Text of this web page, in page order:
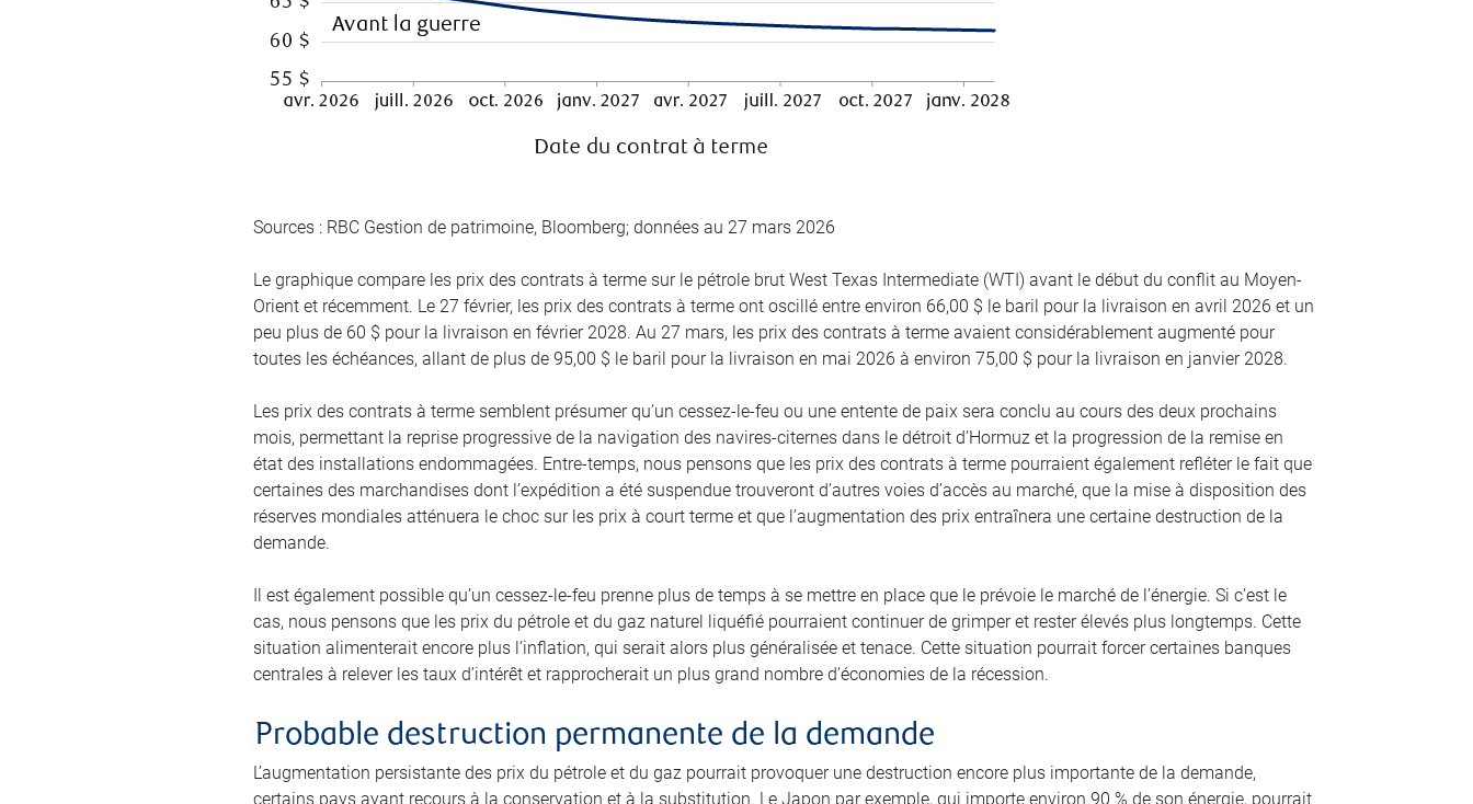
Sources : RBC Gestion de patrimoine, Bloomberg; données au 27 mars 2026
Le graphique compare les prix des contrats à terme sur le pétrole brut West Texas Intermediate (WTI) avant le début du conflit au Moyen-
Orient et récemment. Le 27 février, les prix des contrats à terme ont oscillé entre environ 66,00 $ le baril pour la livraison en avril 2026 et un
peu plus de 60 $ pour la livraison en février 2028. Au 27 mars, les prix des contrats à terme avaient considérablement augmenté pour
toutes les échéances, allant de plus de 95,00 $ le baril pour la livraison en mai 2026 à environ 75,00 $ pour la livraison en janvier 2028.
Les prix des contrats à terme semblent présumer qu’un cessez-le-feu ou une entente de paix sera conclu au cours des deux prochains
mois, permettant la reprise progressive de la navigation des navires-citernes dans le détroit d’Hormuz et la progression de la remise en
état des installations endommagées. Entre-temps, nous pensons que les prix des contrats à terme pourraient également refléter le fait que
certaines des marchandises dont l’expédition a été suspendue trouveront d’autres voies d’accès au marché, que la mise à disposition des
réserves mondiales atténuera le choc sur les prix à court terme et que l’augmentation des prix entraînera une certaine destruction de la
demande.
Il est également possible qu’un cessez-le-feu prenne plus de temps à se mettre en place que le prévoie le marché de l’énergie. Si c’est le
cas, nous pensons que les prix du pétrole et du gaz naturel liquéfié pourraient continuer de grimper et rester élevés plus longtemps. Cette
situation alimenterait encore plus l’inflation, qui serait alors plus généralisée et tenace. Cette situation pourrait forcer certaines banques
centrales à relever les taux d’intérêt et rapprocherait un plus grand nombre d’économies de la récession.
Probable destruction permanente de la demande
L’augmentation persistante des prix du pétrole et du gaz pourrait provoquer une destruction encore plus importante de la demande,
certains pays ayant recours à la conservation et à la substitution. Le Japon par exemple, qui importe environ 90 % de son énergie, pourrait